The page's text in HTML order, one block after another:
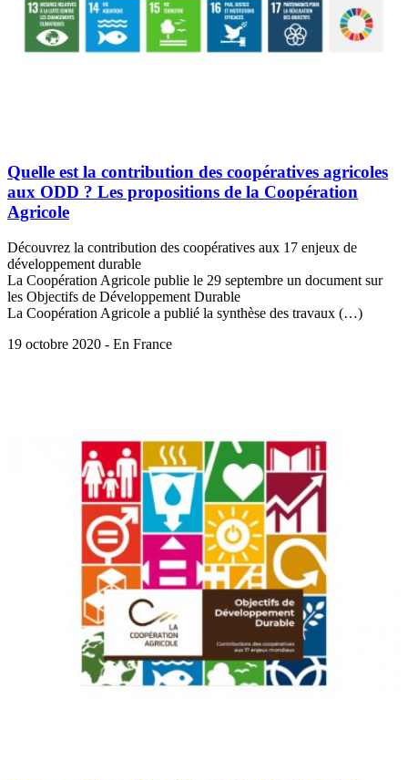
Quelle est la contribution des coopératives agricoles
aux ODD ? Les propositions de la Coopération
Agricole
Découvrez la contribution des coopératives aux 17 enjeux de
développement durable
La Coopération Agricole publie le 29 septembre un document sur
les Objectifs de Développement Durable
La Coopération Agricole a publié la synthèse des travaux (…)
19 octobre 2020 - En France